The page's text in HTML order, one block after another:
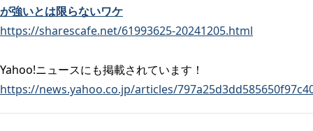
が強いとは限らないワケ
https://sharescafe.net/61993625-20241205.html
Yahoo!ニュースにも掲載されています！
https://news.yahoo.co.jp/articles/